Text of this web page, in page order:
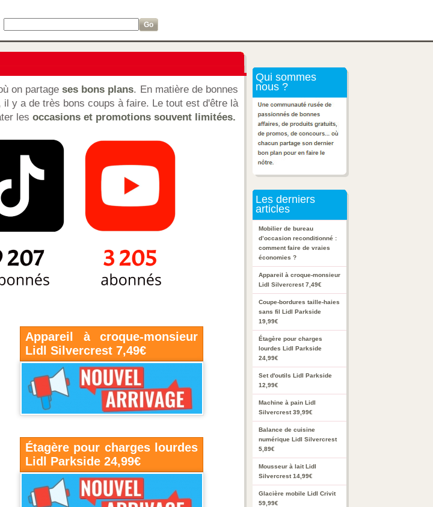
on partageses bons plans. En matière de bonnes
y a de très bons coups à faire. Le tout est d'être là
les occasions et promotions souvent limitées.
Appareil à croque-monsieur
Lidl Silvercrest 7,49€
Étagère pour charges lourdes
Lidl Parkside 24,99€
Qui sommes
nous ?
Les derniers
articles
Mobilier de bureau
d’occasion reconditionné :
comment faire de vraies
économies ?
Appareil à croque-monsieur
Lidl Silvercrest 7,49€
Coupe-bordures taille-haies
sans fil Lidl Parkside
19,99€
Étagère pour charges
lourdes Lidl Parkside
24,99€
Set d'outils Lidl Parkside
12,99€
Machine à pain Lidl
Silvercrest 39,99€
Balance de cuisine
numérique Lidl Silvercrest
5,89€
Mousseur à lait Lidl
Silvercrest 14,99€
Glacière mobile Lidl Crivit
59,99€